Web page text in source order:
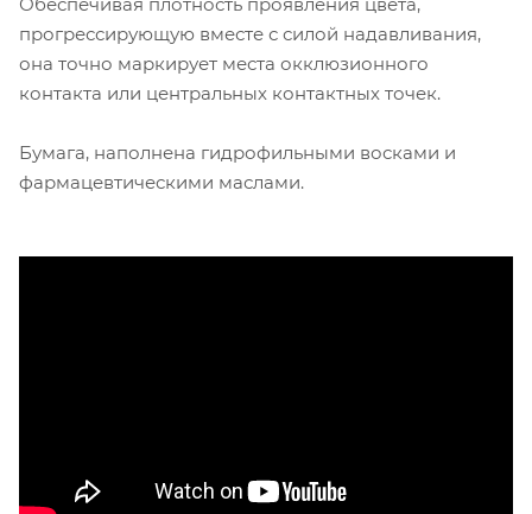
прогрессирующую вместе с силой надавливания,
она точно маркирует места окклюзионного
контакта или центральных контактных точек.
Бумага, наполнена гидрофильными восками и
фармацевтическими маслами.